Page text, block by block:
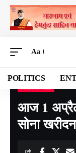
Aa
POLITICS
Devbhoomi Media>
आज 1
सोना